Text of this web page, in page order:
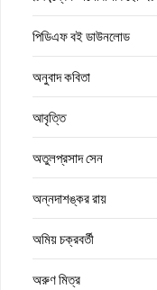
পিডিএফ বই ডাউনলোড
অনুবাদ কবিতা
আবৃত্তি
অতুলপ্রসাদ সেন
অন্নদাশঙ্কর রায়
অমিয় চক্রবর্তী
অরুণ মিত্র